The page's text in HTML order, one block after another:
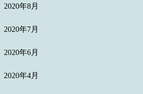
2020年8月
2020年7月
2020年6月
2020年4月